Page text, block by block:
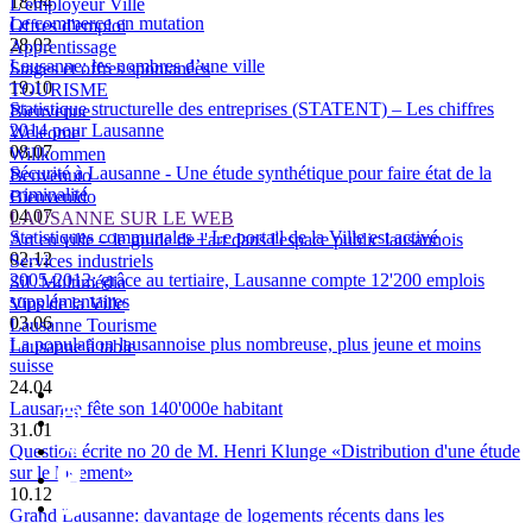
Le commerce en mutation
28.03
Lausanne: les nombres d’une ville
19.10
Statistique structurelle des entreprises (STATENT) – Les chiffres
2014 pour Lausanne
08.07
Sécurité à Lausanne - Une étude synthétique pour faire état de la
criminalité
04.07
Statistiques communales – Le portail de la Ville est activé
02.12
2005-2012: grâce au tertiaire, Lausanne compte 12'200 emplois
supplémentaires
03.06
La population lausannoise plus nombreuse, plus jeune et moins
suisse
24.04
Lausanne fête son 140'000e habitant
31.01
Question écrite no 20 de M. Henri Klunge «Distribution d'une étude
sur le logement»
10.12
Grand Lausanne: davantage de logements récents dans les
L'employeur Ville
Offres d'emploi
Apprentissage
Stages et offres spontanées
TOURISME
Bienvenue
Welcome
Willkommen
Benvenuto
Bienvenido
LAUSANNE SUR LE WEB
Art en ville – le guide de l'art dans l'espace public lausannois
Services industriels
SiL Multimédia
Vins de la Ville
Lausanne Tourisme
Lausanne à table